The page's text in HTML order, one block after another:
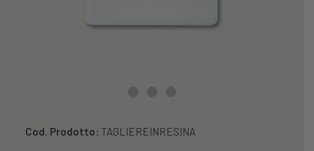
Cod. Prodotto: TAGLIEREINRESINA